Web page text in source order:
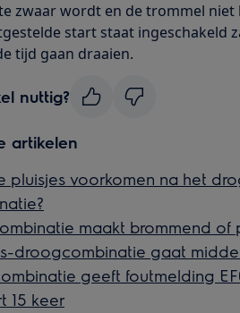
zwaar wordt en de trommel niet
start staat ingeschakeld
tijd gaan draaien.
nuttig?
artikelen
pluisjes voorkomen na het
maakt brommend of
droogcombinatie gaat
geeft foutmelding
15 keer